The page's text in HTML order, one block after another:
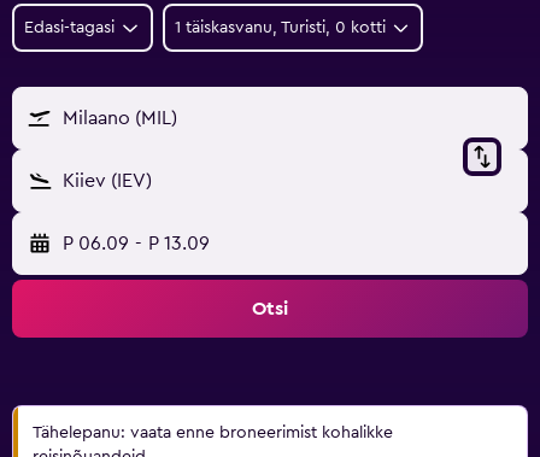
Edasi-tagasi 1 täiskasvanu, Turisti, 0 kotti
Milaano (MIL)
Kiiev (IEV)
P 06.09 - P 13.09
Otsi
Tähelepanu: vaata enne broneerimist kohalikke